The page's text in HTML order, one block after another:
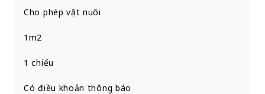
Cho phép vật nuôi
1m2
1 chiếu
Có điều khoản thông báo